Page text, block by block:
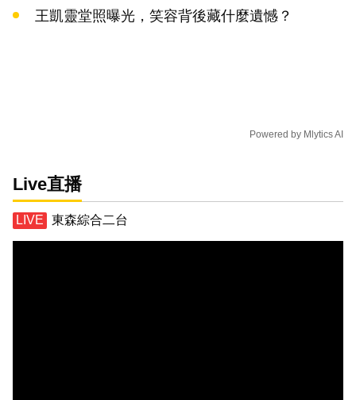
王凱靈堂照曝光，笑容背後藏什麼遺憾？
Powered by Mlytics AI
Live直播
東森綜合二台